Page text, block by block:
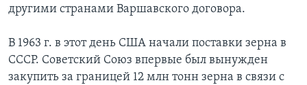
другими странами Варшавского договора.
В 1963 г. в этот день США начали поставки зерна в
СССР. Советский Союз впервые был вынужден
закупить за границей 12 млн тонн зерна в связи с